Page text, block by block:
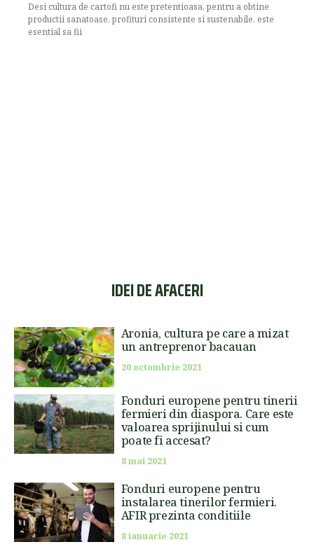
Desi cultura de cartofi nu este pretentioasa, pentru a obtine
productii sanatoase, profituri consistente si sustenabile, este
esential sa fii
IDEI DE AFACERI
Aronia, cultura pe care a mizat
un antreprenor bacauan
20 octombrie 2021
Fonduri europene pentru tinerii
fermieri din diaspora. Care este
valoarea sprijinului si cum
poate fi accesat?
8 mai 2021
Fonduri europene pentru
instalarea tinerilor fermieri.
AFIR prezinta conditiile
8 ianuarie 2021